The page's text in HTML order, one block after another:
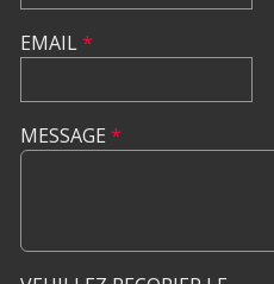
EMAIL*
MESSAGE *